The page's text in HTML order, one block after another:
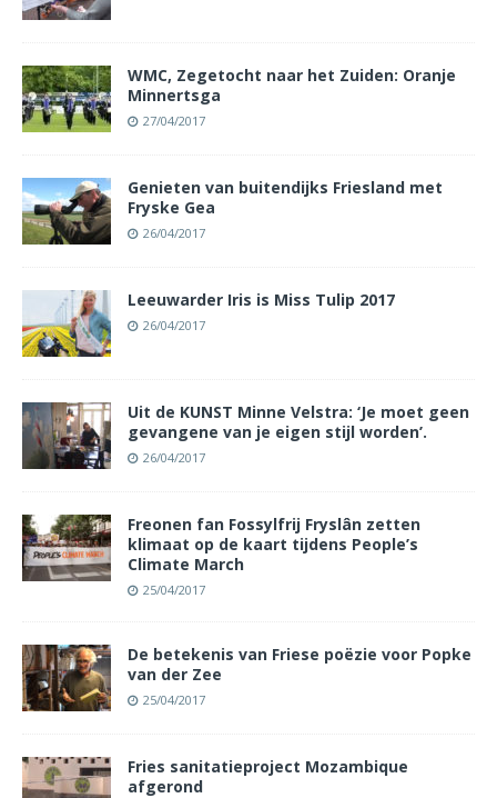
WMC, Zegetocht naar het Zuiden: Oranje
Minnertsga
27/04/2017
Genieten van buitendijks Friesland met
Fryske Gea
26/04/2017
Leeuwarder Iris is Miss Tulip 2017
26/04/2017
Uit de KUNST Minne Velstra: ‘Je moet geen
gevangene van je eigen stijl worden’.
26/04/2017
Freonen fan Fossylfrij Fryslân zetten
klimaat op de kaart tijdens People’s
Climate March
25/04/2017
De betekenis van Friese poëzie voor Popke
van der Zee
25/04/2017
Fries sanitatieproject Mozambique
afgerond